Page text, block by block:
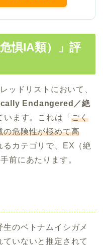
惧IA類）」評
ッドリストにおいて、
Endangered／絶
います。これは「ごく
の危険性が極めて高
カテゴリで、EX（絶
前にあたります。
のベトナムイシガメ
ていないと推定されて